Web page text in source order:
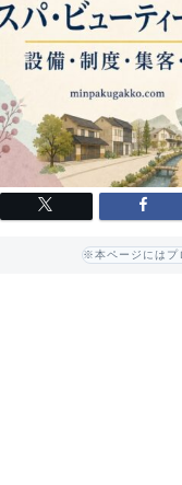
※本ページにはプ